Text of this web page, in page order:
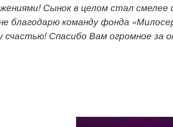
! Сынок в целом стал смелее
е благодарю командуфонда
счастью!Спасибо Вам огромное за